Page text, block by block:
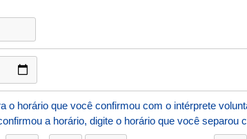
o horário que você confirmou com o intérprete
a horário, digite o horário que você separou